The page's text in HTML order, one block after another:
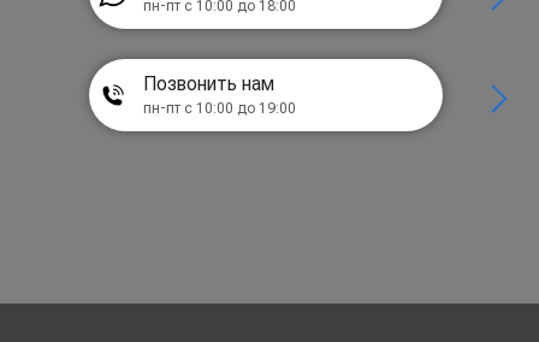
пн-пт с 10:00 до 18:00
Позвонить нам
пн-пт с 10:00 до 19:00